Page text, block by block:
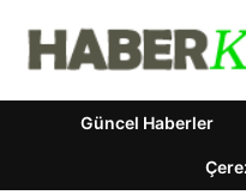
Güncel Haberler